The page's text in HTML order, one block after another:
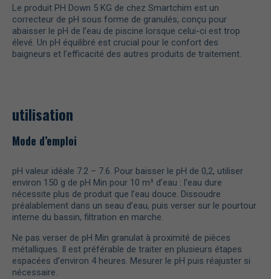
Le produit PH Down 5 KG de chez Smartchim est un
correcteur de pH sous forme de granulés, conçu pour
abaisser le pH de l’eau de piscine lorsque celui-ci est trop
élevé. Un pH équilibré est crucial pour le confort des
baigneurs et l’efficacité des autres produits de traitement.
utilisation
Mode d’emploi
pH valeur idéale 7.2 – 7.6. Pour baisser le pH de 0,2, utiliser
environ 150 g de pH Min pour 10 m³ d’eau : l’eau dure
nécessite plus de produit que l’eau douce. Dissoudre
préalablement dans un seau d’eau, puis verser sur le pourtour
interne du bassin, filtration en marche.
Ne pas verser de pH Min granulat à proximité de pièces
métalliques. Il est préférable de traiter en plusieurs étapes
espacées d’environ 4 heures. Mesurer le pH puis réajuster si
nécessaire.